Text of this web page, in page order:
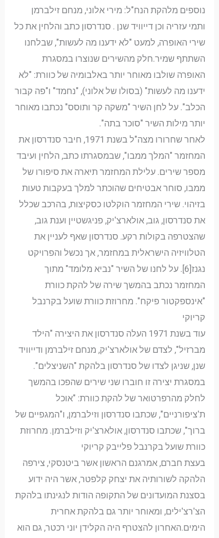
נוספים מלהקת הנח"ל: מירי אלוני, מנחם זילברמן
ותמי עזריה וכן דייוויד שנן . סנדרסון כתב והלחין את כל
שירי האופרה, למעט "לא ידענו מה לעשות", שבלחנו
השתתף שמיר.חלק מהשירים שנוצרו במסגרת
האופרה שולבו מאוחר יותר באלבומיה של כוורת: "לא
ידענו מה לעשות" (בסולו של אלוני), "נחמד" ו"פה קבור
הכלב". על לחן השיר "משקה קר ותוסס" נכתבו מאוחר
יותר מילות השיר "סוכר בתה".
לאחר שחרורו מצה"ל בשנת 1971, חיבר סנדרסון את
המחזמר "המלך ממבו", שבמסגרתו כתב, הלחין ועיבד
מספר שירים. עלילת המחזמר תיארה את סיפורו של
ממבו, סוחר אבטיחים שהוכתר למלך בעקבות טעות
בזיהוי. שירי המחזמר הוקלטו כסקיצות, בהרכב שכלל
את סנדרסון, גוב, אולארצ'יק, פניגשטיין וענת גוב,
שהצטרפה בקולות רקע. סנדרסון שאף לעניין את
הטלוויזיה הישראלית במחזמר, אך נכשל והפרויקט
נגנז[6]. על לחנו של השיר "נביא מלומד" מתוך
המחזמר נכתב בהמשך שירה של להקת כוורת
"אינספקטור פיקח". מחרוזת כוורת שועל בקרנבל
קריוקי
עוד בשנת 1971 העלה סנדרסון את היצירה "הילד
מברזיל", לצדם של אולארצ'יק, מנחם זילברמן ודייוויד
שנן, שניגן לצדו של סנדרסון בלהקת "השניצלים".
במסגרת יצירה זו חוברו שני שירים שהפכו בהמשך
לחלק מהרפרטואר של להקת כוורת: "אוכל
ת'ציפורניים", שכתבו סנדרסון וזילברמן, ו"המגפיים של
ברוך", שכתבו סנדרסון, אולארצ'יק וזילברמן. מחרוזת
כוורת שועל בקרנבל פלייבק קריוקי
בעצת חברם, אמרגנם הראשון אשר ביטנסקי, צירפה
הלהקה לשורותיה את יצחק קלפטר, אשר היה ידוע
בסצנת המועדונים של התקופה הודות לנגינתו בלהקת
הצ'רצ'ילים, ומאוחר יותר גם בלהקת אחרית
הימים.האחרון להצטרף היה הקלידן יוני רכטר, גם הוא